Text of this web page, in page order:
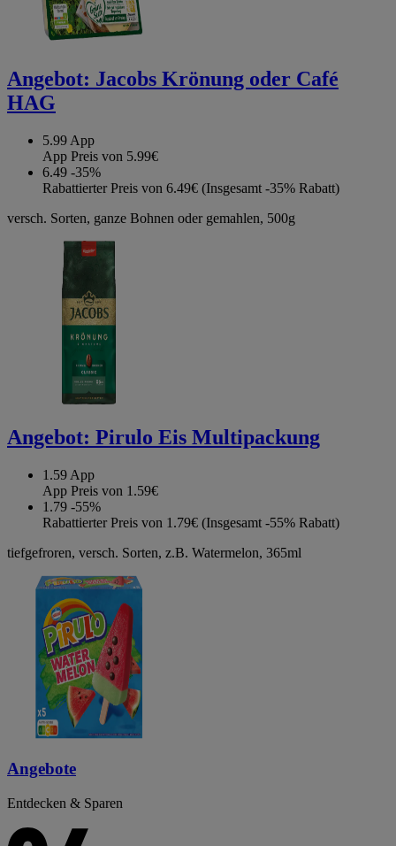
Angebot: Jacobs Krönung oder Café
HAG
5.99 App
App Preis von 5.99€
6.49 -35%
Rabattierter Preis von 6.49€ (Insgesamt -35% Rabatt)
versch. Sorten, ganze Bohnen oder gemahlen, 500g
Angebot: Pirulo Eis Multipackung
1.59 App
App Preis von 1.59€
1.79 -55%
Rabattierter Preis von 1.79€ (Insgesamt -55% Rabatt)
tiefgefroren, versch. Sorten, z.B. Watermelon, 365ml
Angebote
Entdecken & Sparen